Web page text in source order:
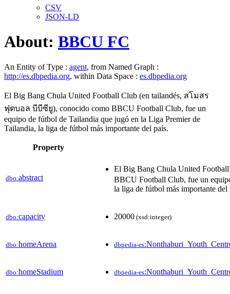
CSV
JSON-LD
About: BBCU FC
An Entity of Type : agent, from Named Graph :
http://es.dbpedia.org, within Data Space : es.dbpedia.org
El Big Bang Chula United Football Club (en tailandés, สโมสร
ฟุตบอล บีบีซียู), conocido como BBCU Football Club, fue un
equipo de fútbol de Tailandia que jugó en la Liga Premier de
Tailandia, la liga de fútbol más importante del país.
Property
dbo:abstract
El Big Bang Chula United
BBCU Football Club, fue un
la liga de fútbol más importante del
dbo:capacity 20000 (xsd:integer)
dbo:homeArena dbpedia-es
dbo:homeStadium dbpedia-es